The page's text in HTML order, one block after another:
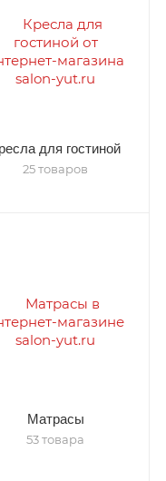
для гостиной
25 товаров
Матрасы
53 товара